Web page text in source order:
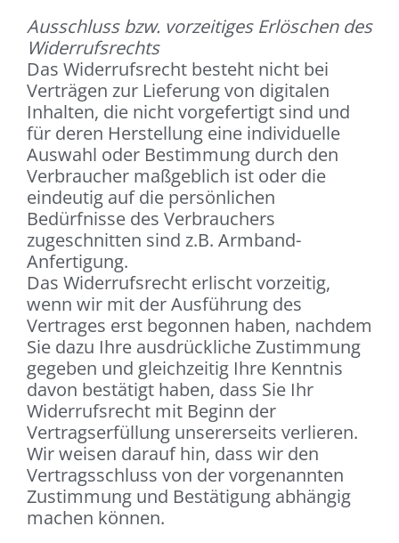
Ausschluss bzw. vorzeitiges Erlöschen des
Widerrufsrechts
Das Widerrufsrecht besteht nicht bei
Verträgen zur Lieferung von digitalen
Inhalten, die nicht vorgefertigt sind und
für deren Herstellung eine individuelle
Auswahl oder Bestimmung durch den
Verbraucher maßgeblich ist oder die
eindeutig auf die persönlichen
Bedürfnisse des Verbrauchers
zugeschnitten sind z.B. Armband-
Anfertigung.
Das Widerrufsrecht erlischt vorzeitig,
wenn wir mit der Ausführung des
Vertrages erst begonnen haben, nachdem
Sie dazu Ihre ausdrückliche Zustimmung
gegeben und gleichzeitig Ihre Kenntnis
davon bestätigt haben, dass Sie Ihr
Widerrufsrecht mit Beginn der
Vertragserfüllung unsererseits verlieren.
Wir weisen darauf hin, dass wir den
Vertragsschluss von der vorgenannten
Zustimmung und Bestätigung abhängig
machen können.